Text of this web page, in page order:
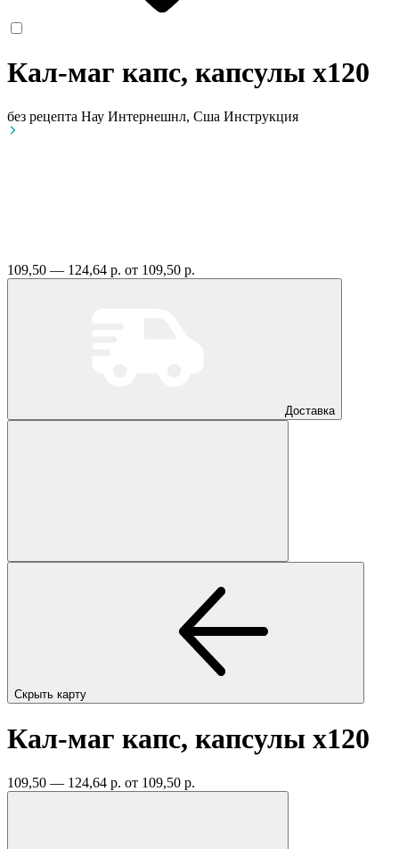
Кал-маг капс, капсулы x120
без рецепта Нау Интернешнл, Сша Инструкция
109,50 — 124,64 р. от 109,50 р.
Доставка
Скрыть карту
Кал-маг капс, капсулы x120
109,50 — 124,64 р. от 109,50 р.